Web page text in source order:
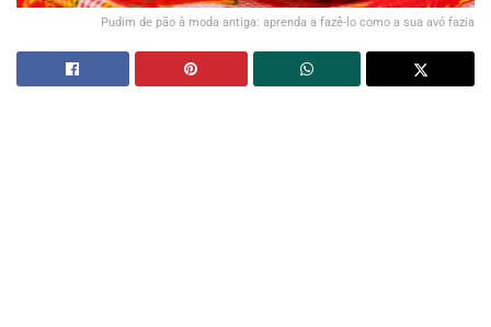
Pudim de pão à moda antiga: aprenda a fazê-lo como a sua avó fazia